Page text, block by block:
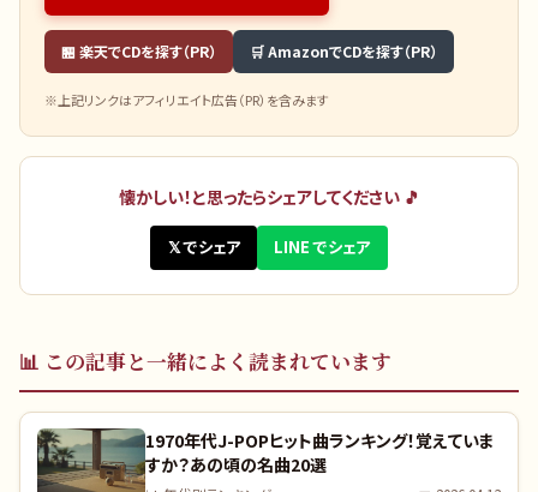
🏪 楽天でCDを探す（PR） 🛒 AmazonでCDを探す（PR）
※上記リンクはアフィリエイト広告（PR）を含みます
懐かしい！と思ったらシェアしてください 🎵
𝕏 でシェア LINE でシェア
📊 この記事と一緒によく読まれています
1970年代J-POPヒット曲ランキング！覚えていま
すか？あの頃の名曲20選